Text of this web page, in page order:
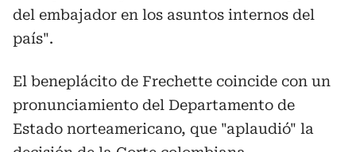
del embajador en los asuntos internos del
país".
El beneplácito de Frechette coincide con un
pronunciamiento del Departamento de
Estado norteamericano, que "aplaudió" la